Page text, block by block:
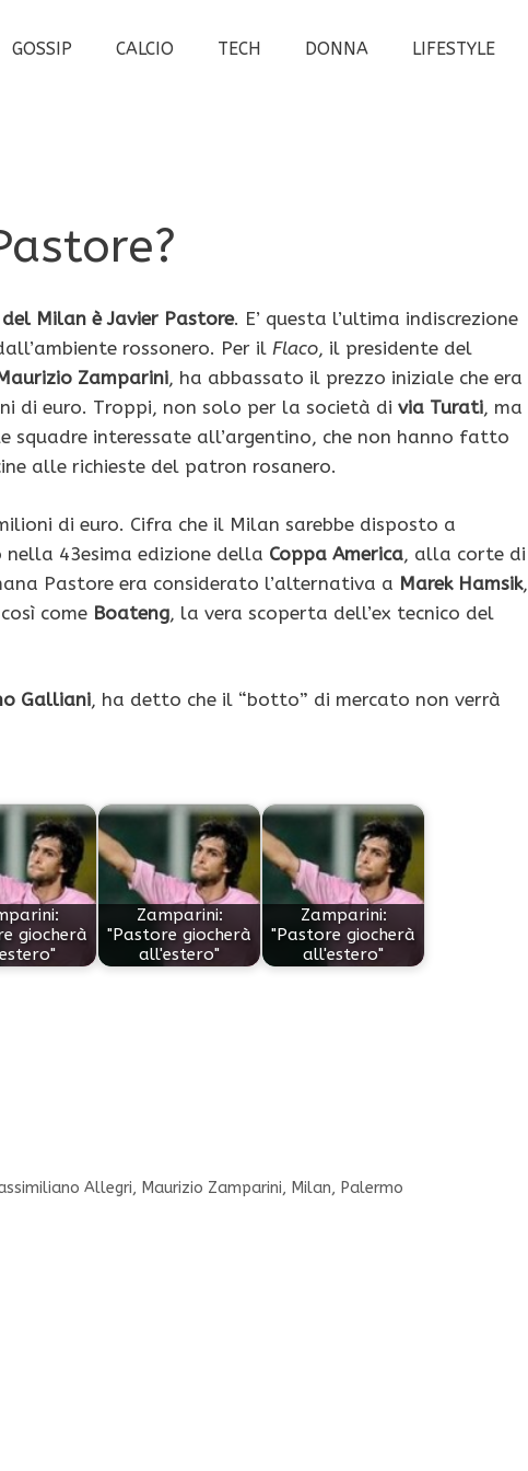
GOSSIP CALCIO TECH DONNA LIFESTYLE
Milan è Javier Pastore. E’ questa l’ultima indiscrezione
rossonero. Per il Flaco, il presidente del
Zamparini, ha abbassato il prezzo iniziale che era
di euro. Troppi, non solo per la società di via Turati, ma
squadre interessate all’argentino, che non hanno fatto
alle richieste del patron rosanero.
di euro. Cifra che il Milan sarebbe disposto a
nella 43esima edizione della Coppa America, alla corte di
Pastore era considerato l’alternativa a Marek Hamsik,
come Boateng, la vera scoperta dell’ex tecnico del
Galliani, ha detto che il “botto” di mercato non verrà
giocherà
Zamparini:
"Pastore giocherà
all'estero"
Zamparini:
"Pastore giocherà
all'estero"
Allegri, Maurizio Zamparini, Milan, Palermo